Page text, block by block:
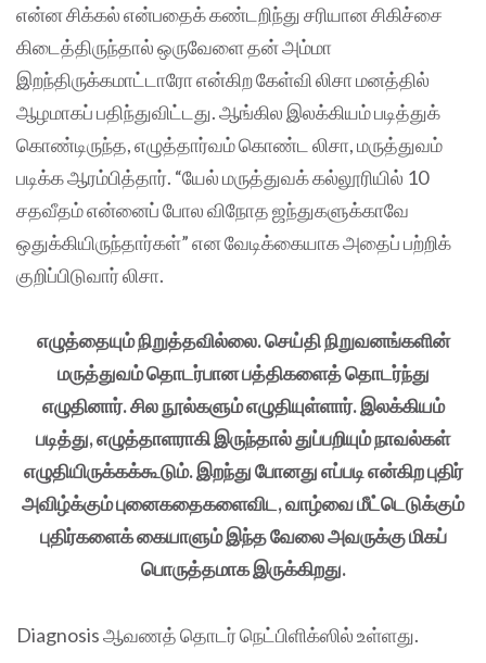
என்ன சிக்கல் என்பதைக் கண்டறிந்து சரியான சிகிச்சை
கிடைத்திருந்தால் ஒருவேளை தன் அம்மா
இறந்திருக்கமாட்டாரோ என்கிற கேள்வி லிசா மனத்தில்
ஆழமாகப் பதிந்துவிட்டது. ஆங்கில இலக்கியம் படித்துக்
கொண்டிருந்த, எழுத்தார்வம் கொண்ட லிசா, மருத்துவம்
படிக்க ஆரம்பித்தார். “யேல் மருத்துவக் கல்லூரியில் 10
சதவீதம் என்னைப் போல விநோத ஜந்துகளுக்காவே
ஒதுக்கியிருந்தார்கள்” என வேடிக்கையாக அதைப் பற்றிக்
குறிப்பிடுவார் லிசா.
எழுத்தையும் நிறுத்தவில்லை. செய்தி நிறுவனங்களின்
மருத்துவம் தொடர்பான பத்திகளைத் தொடர்ந்து
எழுதினார். சில நூல்களும் எழுதியுள்ளார். இலக்கியம்
படித்து, எழுத்தாளராகி இருந்தால் துப்பறியும் நாவல்கள்
எழுதியிருக்கக்கூடும். இறந்து போனது எப்படி என்கிற புதிர்
அவிழ்க்கும் புனைகதைகளைவிட, வாழ்வை மீட்டெடுக்கும்
புதிர்களைக் கையாளும் இந்த வேலை அவருக்கு மிகப்
பொருத்தமாக இருக்கிறது.
Diagnosis ஆவணத் தொடர் நெட்பிளிக்ஸில் உள்ளது.